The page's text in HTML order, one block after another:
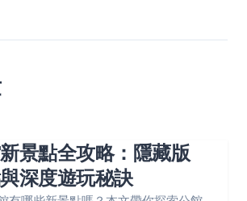
景點全攻略：隱藏版
深度遊玩秘訣